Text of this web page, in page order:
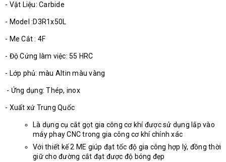
- Vật Liệu: Carbide
- Model :D3R1x50L
- Me Cắt : 4F
- Độ Cứng làm việc: 55 HRC
- Lớp phủ: màu Altin màu vàng
- Ứng dụng: Thép, inox
- Xuất xứ Trung Quốc
Là dụng cụ cắt gọt gia công cơ khí được sử dụng lắp vào
máy phay CNC trong gia công cơ khí chính xác
Với thiết kế 2 ME giúp đạt tốc độ gia công hợp lý, đồng thời
giữ cho đường cắt đạt được độ bóng đẹp